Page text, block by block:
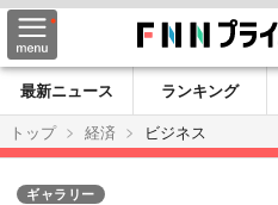
最新ニュース ランキング
トップ
経済 ビジネス
ギャラリー